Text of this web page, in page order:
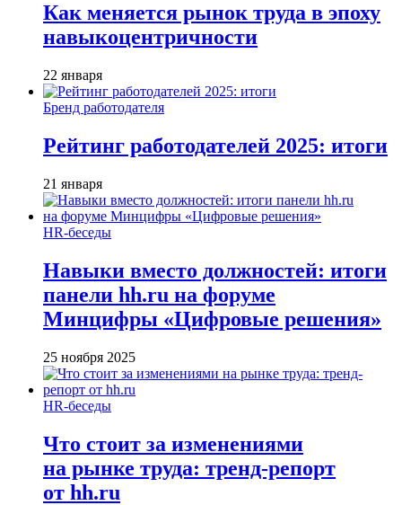
Как меняется рынок труда в эпоху
навыкоцентричности
22 января
Бренд работодателя
Рейтинг работодателей 2025: итоги
21 января
HR-беседы
Навыки вместо должностей: итоги
панели hh.ru на форуме
Минцифры «Цифровые решения»
25 ноября 2025
HR-беседы
Что стоит за изменениями
на рынке труда: тренд-репорт
от hh.ru